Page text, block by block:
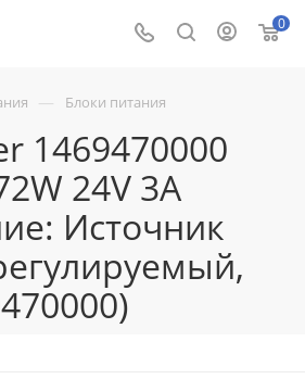
0
— Блоки питания
1469470000
24V 3A
Источник